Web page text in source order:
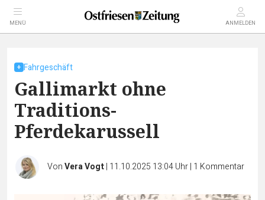
MENÜ ANMELDEN
Fahrgeschäft
Gallimarkt ohne
Traditions-
Pferdekarussell
VonVera Vogt| 11.10.2025 13:04 Uhr| 1 Kommentar